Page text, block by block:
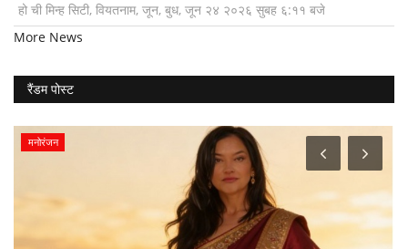
हो ची मिन्ह सिटी, वियतनाम, जून, बुध, जून २४ २०२६ सुबह ६:११ बजे
More News
रैंडम पोस्ट
मनोरंजन